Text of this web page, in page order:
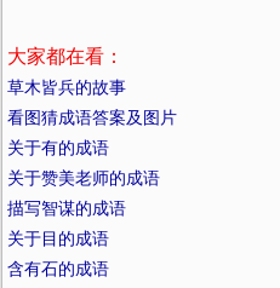
大家都在看：
草木皆兵的故事
看图猜成语答案及图片
关于有的成语
关于赞美老师的成语
描写智谋的成语
关于目的成语
含有石的成语